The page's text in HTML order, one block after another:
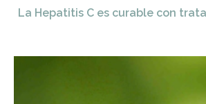
La Hepatitis C es curable con